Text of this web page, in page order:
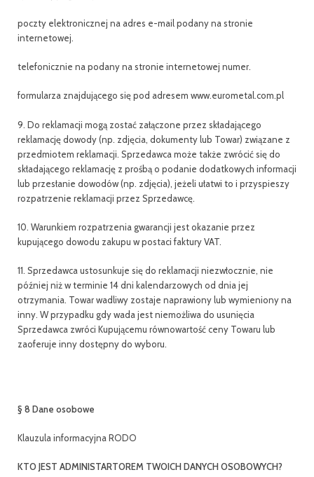
poczty elektronicznej na adres e-mail podany na stronie
internetowej.
telefonicznie na podany na stronie internetowej numer.
formularza znajdującego się pod adresem www.eurometal.com.pl
9. Do reklamacji mogą zostać załączone przez składającego
reklamację dowody (np. zdjęcia, dokumenty lub Towar) związane z
przedmiotem reklamacji. Sprzedawca może także zwrócić się do
składającego reklamację z prośbą o podanie dodatkowych informacji
lub przesłanie dowodów (np. zdjęcia), jeżeli ułatwi to i przyspieszy
rozpatrzenie reklamacji przez Sprzedawcę.
10. Warunkiem rozpatrzenia gwarancji jest okazanie przez
kupującego dowodu zakupu w postaci faktury VAT.
11. Sprzedawca ustosunkuje się do reklamacji niezwłocznie, nie
później niż w terminie 14 dni kalendarzowych od dnia jej
otrzymania. Towar wadliwy zostaje naprawiony lub wymieniony na
inny. W przypadku gdy wada jest niemożliwa do usunięcia
Sprzedawca zwróci Kupującemu równowartość ceny Towaru lub
zaoferuje inny dostępny do wyboru.
§ 8 Dane osobowe
Klauzula informacyjna RODO
KTO JEST ADMINISTARTOREM TWOICH DANYCH OSOBOWYCH?